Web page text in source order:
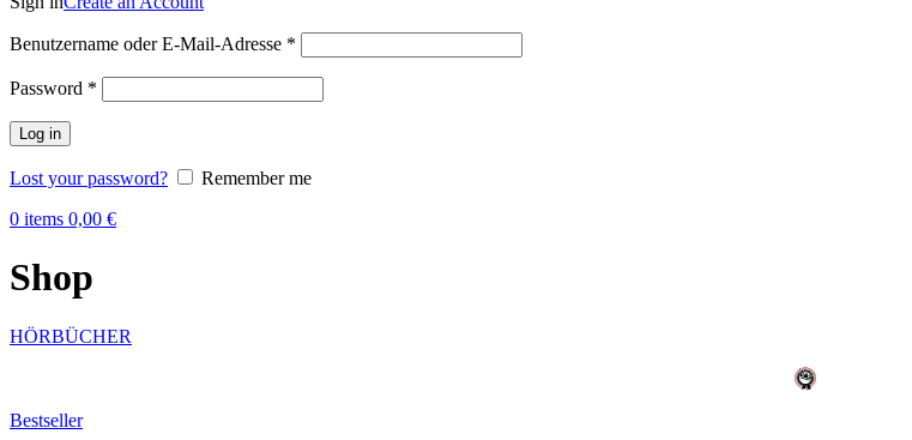
Benutzername oder E-Mail-Adresse *
Password *
Log in
Lost your password?
Remember me
0 items 0,00 €
Shop
HÖRBÜCHER
Bestseller